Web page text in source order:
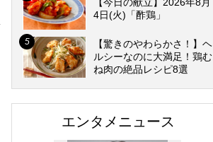
4日(火)「酢鶏」
【驚きのやわらかさ！】ヘ
ルシーなのに大満足！鶏む
ね肉の絶品レシピ8選
エンタメニュース